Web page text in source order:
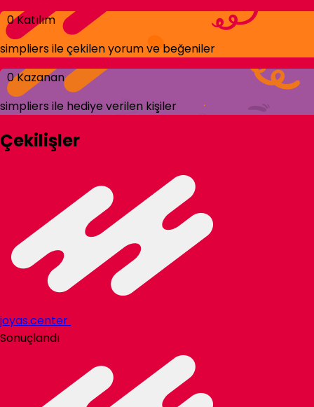
0Katılım
simpliersile çekilen yorum ve beğeniler
0Kazanan
simpliers ile hediye verilen kişiler
Çekilişler
joyas.center
Sonuçlandı